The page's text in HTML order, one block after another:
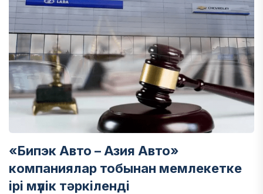
«Бипэк Авто – Азия Авто»
компаниялар тобынан мемлекетке
ірі мүлік тәркіленді